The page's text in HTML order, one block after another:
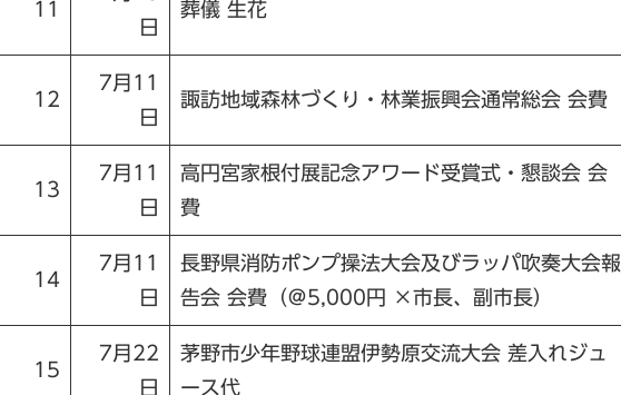
11
日
葬儀 生花
12
7月11
日
諏訪地域森林づくり・林業振興会通常総会 会費
13
7月11
日
高円宮家根付展記念アワード受賞式・懇談会 会
費
14
7月11
日
長野県消防ポンプ操法大会及びラッパ吹奏大会報
告会 会費（＠5,000円 ×市長、副市長）
15
7月22
日
茅野市少年野球連盟伊勢原交流大会 差入れジュ
ース代